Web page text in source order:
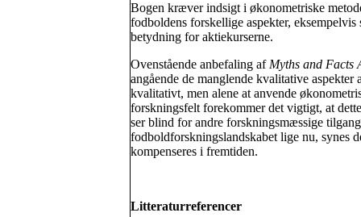
Bogen kræver indsigt i økonometriske
fodboldens forskellige aspekter,
betydning for aktiekurserne.
Ovenstående anbefaling af Myths and Facts
angående de manglende kvalitative
kvalitativt, men alene at anvende
forskningsfelt forekommer det vigtigt, at
ser blind for andre forskningsmæssige
fodboldforskningslandskabet lige nu, synes
kompenseres i fremtiden.
Litteraturreferencer